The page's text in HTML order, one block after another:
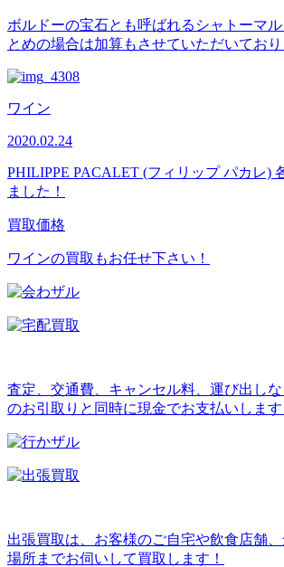
ボルドーの宝石とも呼ばれるシャトーマ
とめの場合は加算もさせていただいてお
ワイン
2020.02.24
PHILIPPE PACALET (フィリップ パカレ)
ました！
買取価格
ワインの買取もお任せ下さい！
査定、交通費、キャンセル料、運び出し
のお引取りと同時に現金でお支払いします
出張買取は、お客様のご自宅や飲食店舗
場所までお伺いして買取します！